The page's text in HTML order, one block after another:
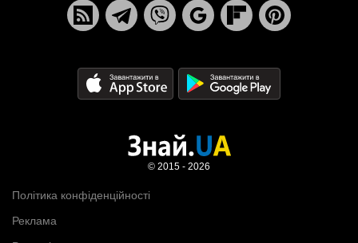
Політика конфіденційності
Реклама
© 2015 - 2026